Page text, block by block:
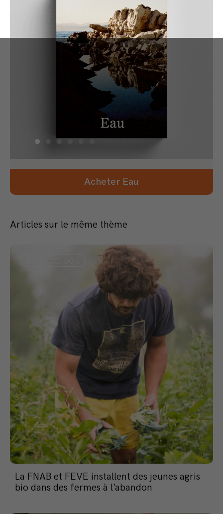
Acheter Eau
Articles sur le même thème
La FNAB et FEVE installent des jeunes agris
bio dans des fermes à l’abandon